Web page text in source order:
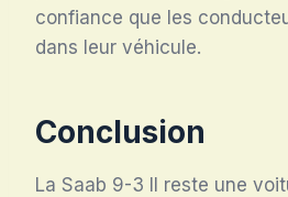
confiance que les
dans leur véhicule.
Conclusion
La Saab 9-3 II reste une